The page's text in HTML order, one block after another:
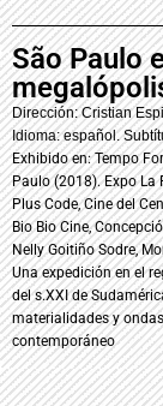
São Paulo
Dirección: Cristian
Idioma: español.
Exhibido en: Tempo
Paulo (2018). Expo La
PlusCode, Cine del
BioBioCine,
NellyGoitiño Sodre,
Una expedición en el
dels.XXIde
materialidades y
contemporáneo